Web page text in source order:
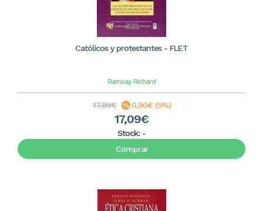
Católicos y protestantes - FLET
Ramsay Richard
17,99€ 0,90€ (5%)
17,09€
Stock: -
Comprar